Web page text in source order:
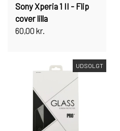
Sony Xperia 1 II - Flip
cover lilla
60,00 kr.
UDSOLGT